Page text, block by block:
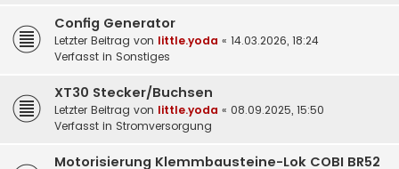
Config Generator
Letzter Beitrag von little.yoda « 14.03.2026, 18:24
Verfasst in Sonstiges
XT30 Stecker/Buchsen
Letzter Beitrag von little.yoda « 08.09.2025, 15:50
Verfasst in Stromversorgung
Motorisierung Klemmbausteine-Lok COBI BR52